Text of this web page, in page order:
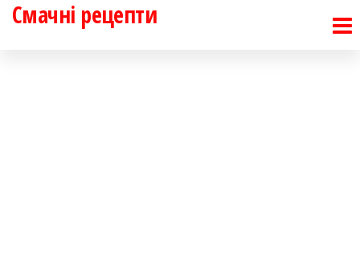
Перейти
Смачні рецепти